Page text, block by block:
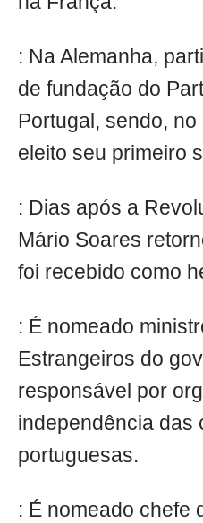
: Na Alemanha,
de fundação do
Portugal, sendo,
eleito seu primeiro
: Dias após a
Mário Soares
foi recebido como
: É nomeado
Estrangeiros do
responsável por
independência das
portuguesas.
: É nomeado chefe